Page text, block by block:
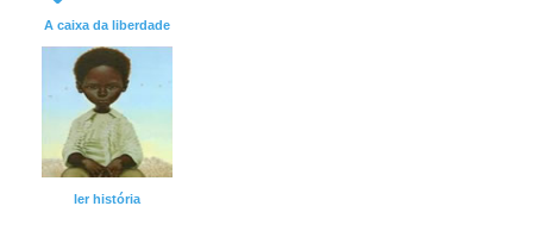
A caixa da liberdade
ler história